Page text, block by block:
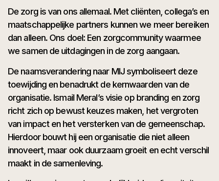
De zorg is van ons allemaal. Met cliënten, collega’s en
maatschappelijke partners kunnen we meer bereiken
dan alleen. Ons doel: Een zorgcommunity waarmee
we samen de uitdagingen in de zorg aangaan.
De naamsverandering naar MIJ symboliseert deze
toewijding en benadrukt de kernwaarden van de
organisatie. Ismail Meral’s visie op branding en zorg
richt zich op bewust keuzes maken, het vergroten
van impact en het versterken van de gemeenschap.
Hierdoor bouwt hij een organisatie die niet alleen
innoveert, maar ook duurzaam groeit en echt verschil
maakt in de samenleving.